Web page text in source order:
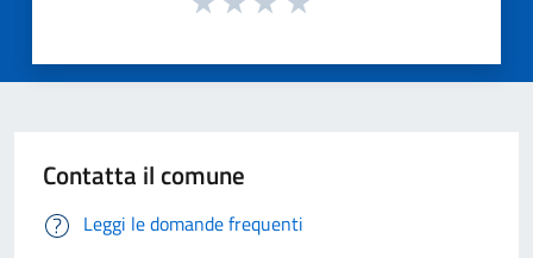
Contatta il comune
Leggi le domande frequenti